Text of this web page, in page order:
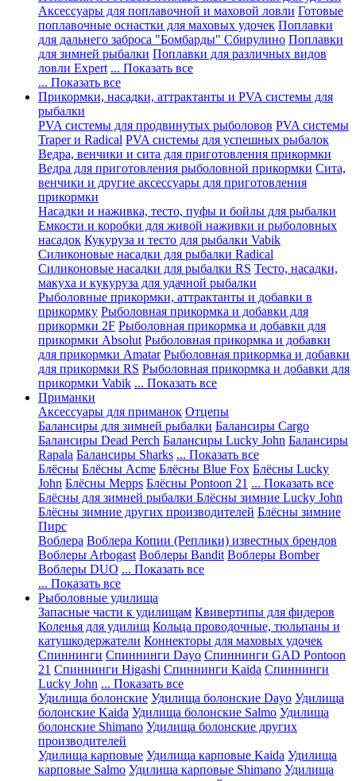
Аксессуары для поплавочной и маховой ловли Готовые
поплавочные оснастки для маховых удочек Поплавки
для дальнего заброса "Бомбарды" Сбирулино Поплавки
для зимней рыбалки Поплавки для различных видов
ловли Expert ... Показать все
... Показать все
Прикормки, насадки, аттрактанты и PVA системы для
рыбалки
PVA системы для продвинутых рыболовов PVA системы
Traper и Radical PVA системы для успешных рыбалок
Ведра, венчики и сита для приготовления прикормки
Ведра для приготовления рыболовной прикормки Сита,
венчики и другие аксессуары для приготовления
прикормки
Насадки и наживка, тесто, пуфы и бойлы для рыбалки
Емкости и коробки для живой наживки и рыболовных
насадок Кукуруза и тесто для рыбалки Vabik
Силиконовые насадки для рыбалки Radical
Силиконовые насадки для рыбалки RS Тесто, насадки,
макуха и кукуруза для удачной рыбалки
Рыболовные прикормки, аттрактанты и добавки в
прикормку Рыболовная прикормка и добавки для
прикормки 2F Рыболовная прикормка и добавки для
прикормки Absolut Рыболовная прикормка и добавки
для прикормки Amatar Рыболовная прикормка и добавки
для прикормки RS Рыболовная прикормка и добавки для
прикормки Vabik ... Показать все
Приманки
Аксессуары для приманок Отцепы
Балансиры для зимней рыбалки Балансиры Cargo
Балансиры Dead Perch Балансиры Lucky John Балансиры
Rapala Балансиры Sharks ... Показать все
Блёсны Блёсны Acme Блёсны Blue Fox Блёсны Lucky
John Блёсны Mepps Блёсны Pontoon 21 ... Показать все
Блёсны для зимней рыбалки Блёсны зимние Lucky John
Блёсны зимние других производителей Блёсны зимние
Пирс
Воблера Воблера Копии (Реплики) известных брендов
Воблеры Arbogast Воблеры Bandit Воблеры Bomber
Воблеры DUO ... Показать все
... Показать все
Рыболовные удилища
Запасные части к удилищам Квивертипы для фидеров
Коленья для удилищ Кольца проводочные, тюльпаны и
катушкодержатели Коннекторы для маховых удочек
Спиннинги Спиннинги Dayo Спиннинги GAD Pontoon
21 Спиннинги Higashi Спиннинги Kaida Спиннинги
Lucky John ... Показать все
Удилища болонские Удилища болонские Dayo Удилища
болонские Kaida Удилища болонские Salmo Удилища
болонские Shimano Удилища болонские других
производителей
Удилища карповые Удилища карповые Kaida Удилища
карповые Salmo Удилища карповые Shimano Удилища